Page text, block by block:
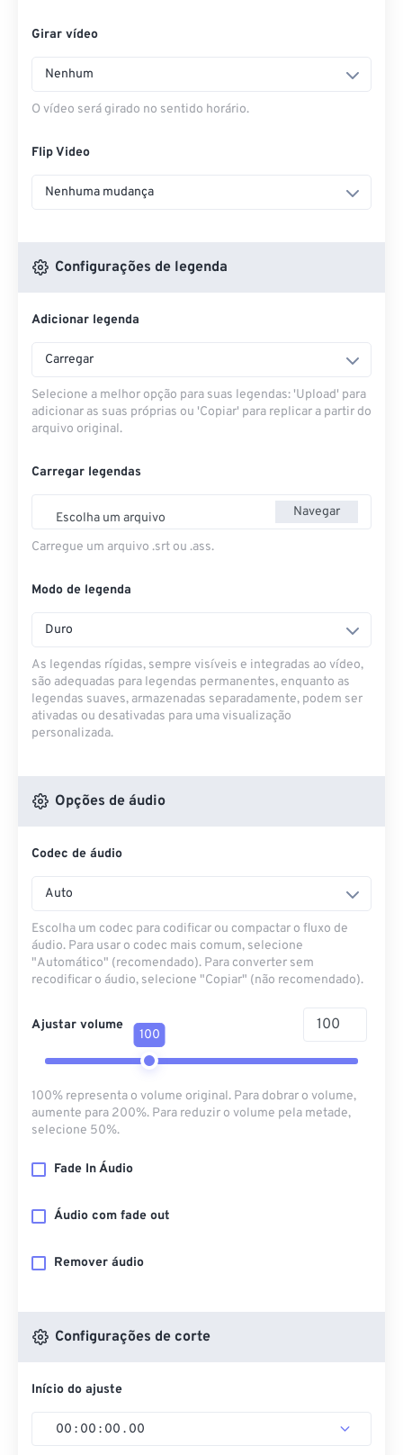
Girar vídeo
Nenhum
O vídeo será girado no sentido horário.
Flip Video
Nenhuma mudança
Configurações de legenda
Adicionar legenda
Carregar
Selecione a melhor opção para suas legendas: 'Upload' para
adicionar as suas próprias ou 'Copiar' para replicar a partir do
arquivo original.
Carregar legendas
Escolha um arquivo Navegar
Carregue um arquivo .srt ou .ass.
Modo de legenda
Duro
As legendas rígidas, sempre visíveis e integradas ao vídeo,
são adequadas para legendas permanentes, enquanto as
legendas suaves, armazenadas separadamente, podem ser
ativadas ou desativadas para uma visualização
personalizada.
Opções de áudio
Codec de áudio
Auto
Escolha um codec para codificar ou compactar o fluxo de
áudio. Para usar o codec mais comum, selecione
"Automático" (recomendado). Para converter sem
recodificar o áudio, selecione "Copiar" (não recomendado).
Ajustar volume
100
100% representa o volume original. Para dobrar o volume,
aumente para 200%. Para reduzir o volume pela metade,
selecione 50%.
Fade In Áudio
Áudio com fade out
Remover áudio
Configurações de corte
Início do ajuste
00 : 00 : 00 . 00